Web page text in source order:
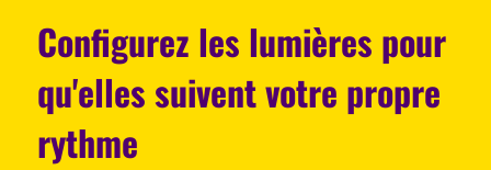
Configurez les lumières pour
qu'elles suivent votre propre
rythme